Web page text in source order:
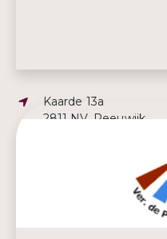
Adres:
Kaarde 13a
2811 NV, Reeuwijk
Telefoonnummer: